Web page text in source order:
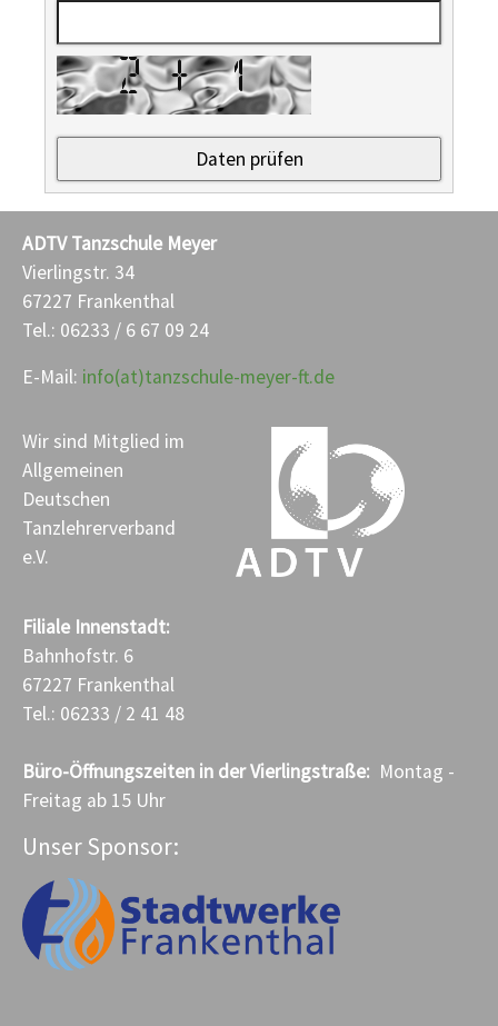
ADTV Tanzschule Meyer
Vierlingstr. 34
67227 Frankenthal
Tel.: 06233 / 6 67 09 24
E-Mail: info(at)tanzschule-meyer-ft.de
Wir sind Mitglied im
Allgemeinen
Deutschen
Tanzlehrerverband
e.V.
Filiale Innenstadt:
Bahnhofstr. 6
67227 Frankenthal
Tel.: 06233 / 2 41 48
Büro-Öffnungszeiten in der Vierlingstraße: Montag -
Freitag ab 15 Uhr
Unser Sponsor: